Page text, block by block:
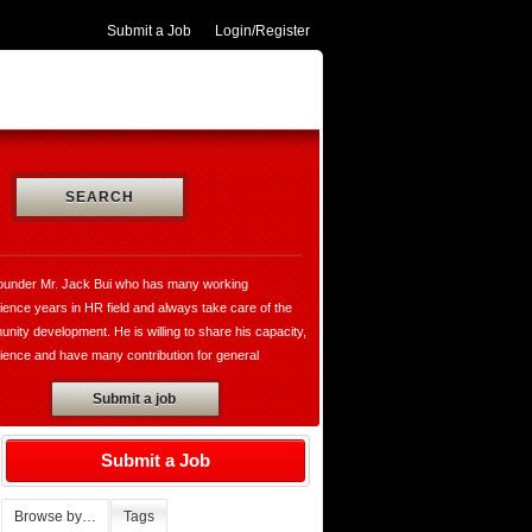
Login/Register
Submit a Job
SEARCH
Mr. Jack Bui who has many working
years in HR field and always take care of the
development. He is willing to share his capacity,
and have many contribution for general
and VungtauHR.com is really a valuable
for both of recruiters and jobseekers. Moreover,
has established the thegioibantin.com with the
to sharing their services, the useful information in all
and working activities with the hope bring the
for all of us who want to know more about the
the people, the cultures, society, market,
Submit a job
Submit a Job
Browse by… Tags